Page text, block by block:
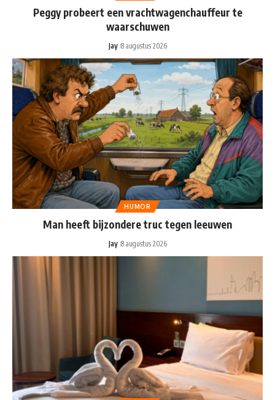
Peggy probeert een vrachtwagenchauffeur te
waarschuwen
Jay 8 augustus 2026
HUMOR
Man heeft bijzondere truc tegen leeuwen
Jay 8 augustus 2026